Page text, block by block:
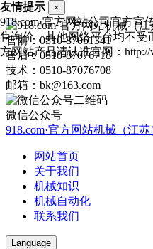
售前：0510-87061341
售后：0510-87076718
技术：0510-87076708
邮箱：bk@163.com
微信公众号
918.com·官方网站机械（江
网站首页
关于我们
机械知识
机械自动化
联系我们
Language
友情提示 ×
918.com·官方网站公司官方
售询价，其他网络平台均不受
方网站产品请认准官网：http://